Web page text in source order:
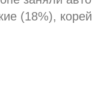
(18%),